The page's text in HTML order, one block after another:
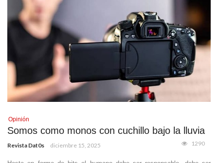
Opinión
Somos como monos con cuchillo bajo la lluvia
Revista Dat0s diciembre 15, 2025 1290